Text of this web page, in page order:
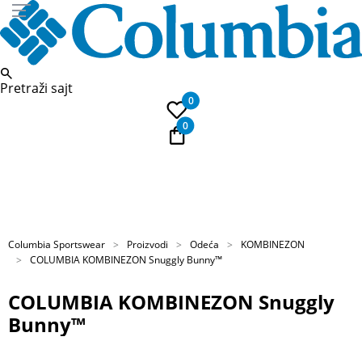
Pretraži sajt
0
0
Columbia Sportswear Proizvodi Odeća
KOMBINEZON
COLUMBIA KOMBINEZON Snuggly Bunny™
COLUMBIA KOMBINEZON Snuggly
Bunny™